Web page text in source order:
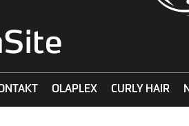
OLAPLEX CURLY HAIR